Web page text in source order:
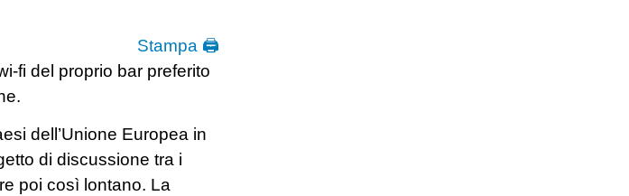
Stampa 🖨
fi del proprio bar preferito
dell’Unione Europea in
di discussione tra i
poi così lontano. La